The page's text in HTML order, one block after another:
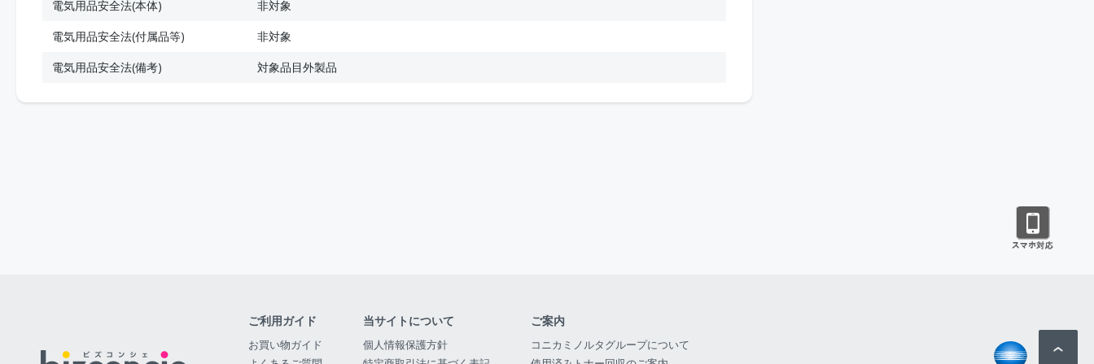
電気用品安全法(本体)
非対象
電気用品安全法(付属品等)
非対象
電気用品安全法(備考)
対象品目外製品
ご利用ガイド
お買い物ガイド
当サイトについて
個人情報保護方針
ご案内
コニカミノルタグループについて